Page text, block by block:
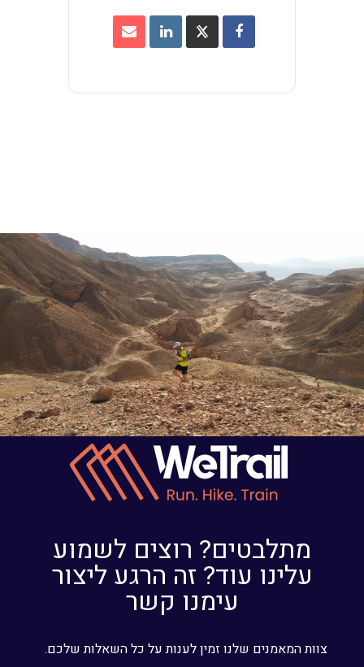
מתלבטים? רוצים לשמוע
עלינו עוד? זה הרגע ליצור
עימנו קשר
צוות המאמנים שלנו זמין לענות על כל השאלות שלכם.